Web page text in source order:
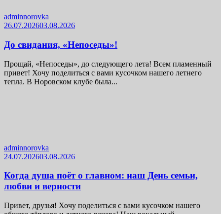
adminnorovka
26.07.202603.08.2026
До свидания, «Непоседы»!
Прощай, «Непоседы», до следующего лета! Всем пламенный
привет! Хочу поделиться с вами кусочком нашего летнего
тепла. В Норовском клубе была...
adminnorovka
24.07.202603.08.2026
Когда душа поёт о главном: наш День семьи,
любви и верности
Привет, друзья! Хочу поделиться с вами кусочком нашего